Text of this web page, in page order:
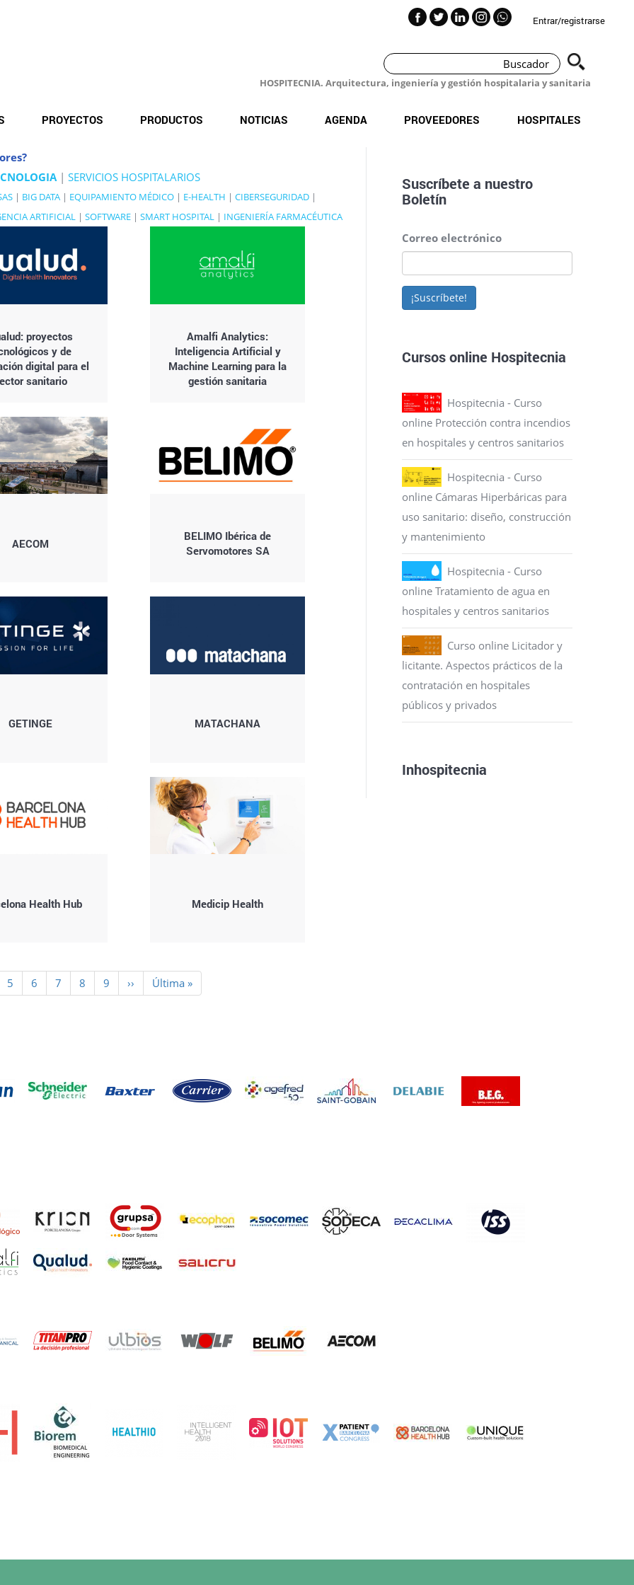
Entrar/registrarse
HOSPITECNIA. Arquitectura, ingeniería y gestión hospitalaria y sanitaria
PROYECTOS PRODUCTOS NOTICIAS AGENDA PROVEEDORES HOSPITALES
| SERVICIOS HOSPITALARIOS
| BIG DATA | EQUIPAMIENTO MÉDICO | E-HEALTH | CIBERSEGURIDAD |
ARTIFICIAL | SOFTWARE | SMART HOSPITAL | INGENIERÍA FARMACÉUTICA
proyectos
y de
digital para el
sanitario
Amalfi Analytics:
Inteligencia Artificial y
Machine Learning para la
gestión sanitaria
AECOM
BELIMO Ibérica de
Servomotores SA
GETINGE MATACHANA
Health Hub Medicip Health
Page
5 Page
6 Page
7 Page
8 Page
9
Siguiente
página
››
Última
página
Última »
Suscríbete a nuestro
Boletín
Correo electrónico
¡Suscríbete!
Cursos online Hospitecnia
Hospitecnia - Curso
online Protección contra incendios
en hospitales y centros sanitarios
Hospitecnia - Curso
online Cámaras Hiperbáricas para
uso sanitario: diseño, construcción
y mantenimiento
Hospitecnia - Curso
online Tratamiento de agua en
hospitales y centros sanitarios
Curso online Licitador y
licitante. Aspectos prácticos de la
contratación en hospitales
públicos y privados
Inhospitecnia